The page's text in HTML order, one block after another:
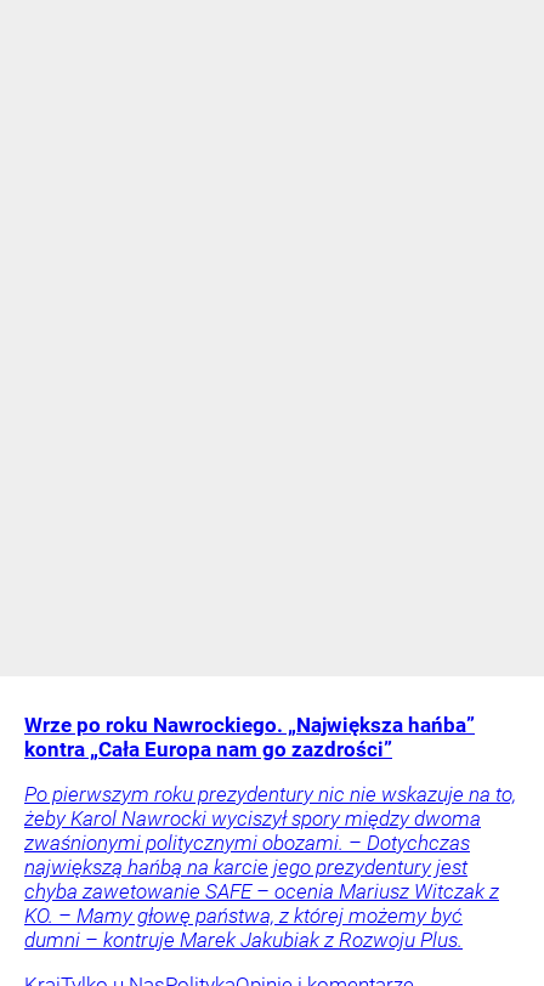
Wrze po roku Nawrockiego. „Największa hańba”
kontra „Cała Europa nam go zazdrości”
Po pierwszym roku prezydentury nic nie wskazuje na to,
żeby Karol Nawrocki wyciszył spory między dwoma
zwaśnionymi politycznymi obozami. – Dotychczas
największą hańbą na karcie jego prezydentury jest
chyba zawetowanie SAFE – ocenia Mariusz Witczak z
KO. – Mamy głowę państwa, z której możemy być
dumni – kontruje Marek Jakubiak z Rozwoju Plus.